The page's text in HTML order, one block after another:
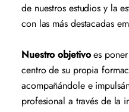
de nuestros estudios y la
con las más destacadas
Nuestro objetivoes
centro de su propia
acompañándole e
profesional a través de la